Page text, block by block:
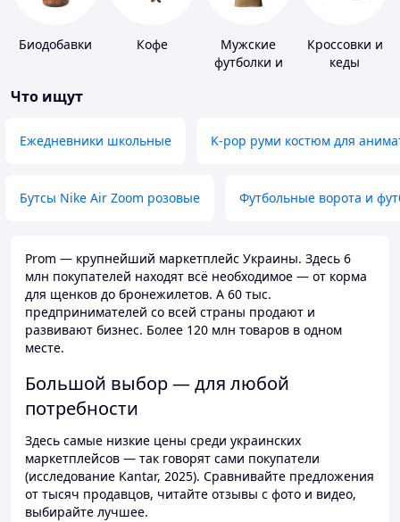
Биодобавки Кофе
Мужские
футболки и
Кроссовки и
кеды
Что ищут
Ежедневники школьные K-pop руми костюм для
Бутсы Nike Air Zoom розовые Футбольные ворота и
Prom — крупнейший маркетплейс Украины. Здесь 6
млн покупателей находят всё необходимое — от корма
для щенков до бронежилетов. А 60 тыс.
предпринимателей со всей страны продают и
развивают бизнес. Более 120 млн товаров в одном
месте.
Большой выбор — для любой
потребности
Здесь самые низкие цены среди украинских
маркетплейсов — так говорят сами покупатели
(исследование Kantar, 2025). Сравнивайте предложения
от тысяч продавцов, читайте отзывы с фото и видео,
выбирайте лучшее.